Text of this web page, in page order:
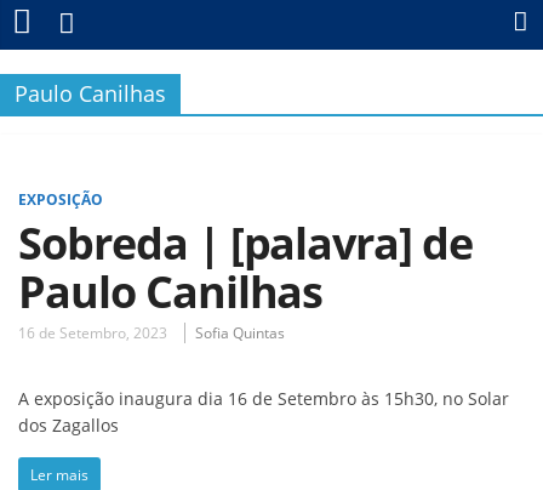
Paulo Canilhas
EXPOSIÇÃO
Sobreda | [palavra] de
Paulo Canilhas
16 de Setembro, 2023 Sofia Quintas
A exposição inaugura dia 16 de Setembro às 15h30, no Solar
dos Zagallos
Ler mais